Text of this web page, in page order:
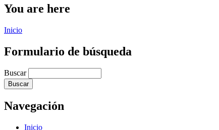
You are here
Inicio
Formulario de búsqueda
Buscar
Navegación
Inicio